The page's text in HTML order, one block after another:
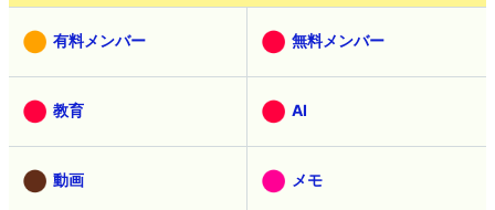
有料メンバー 無料メンバー
教育 AI
動画 メモ